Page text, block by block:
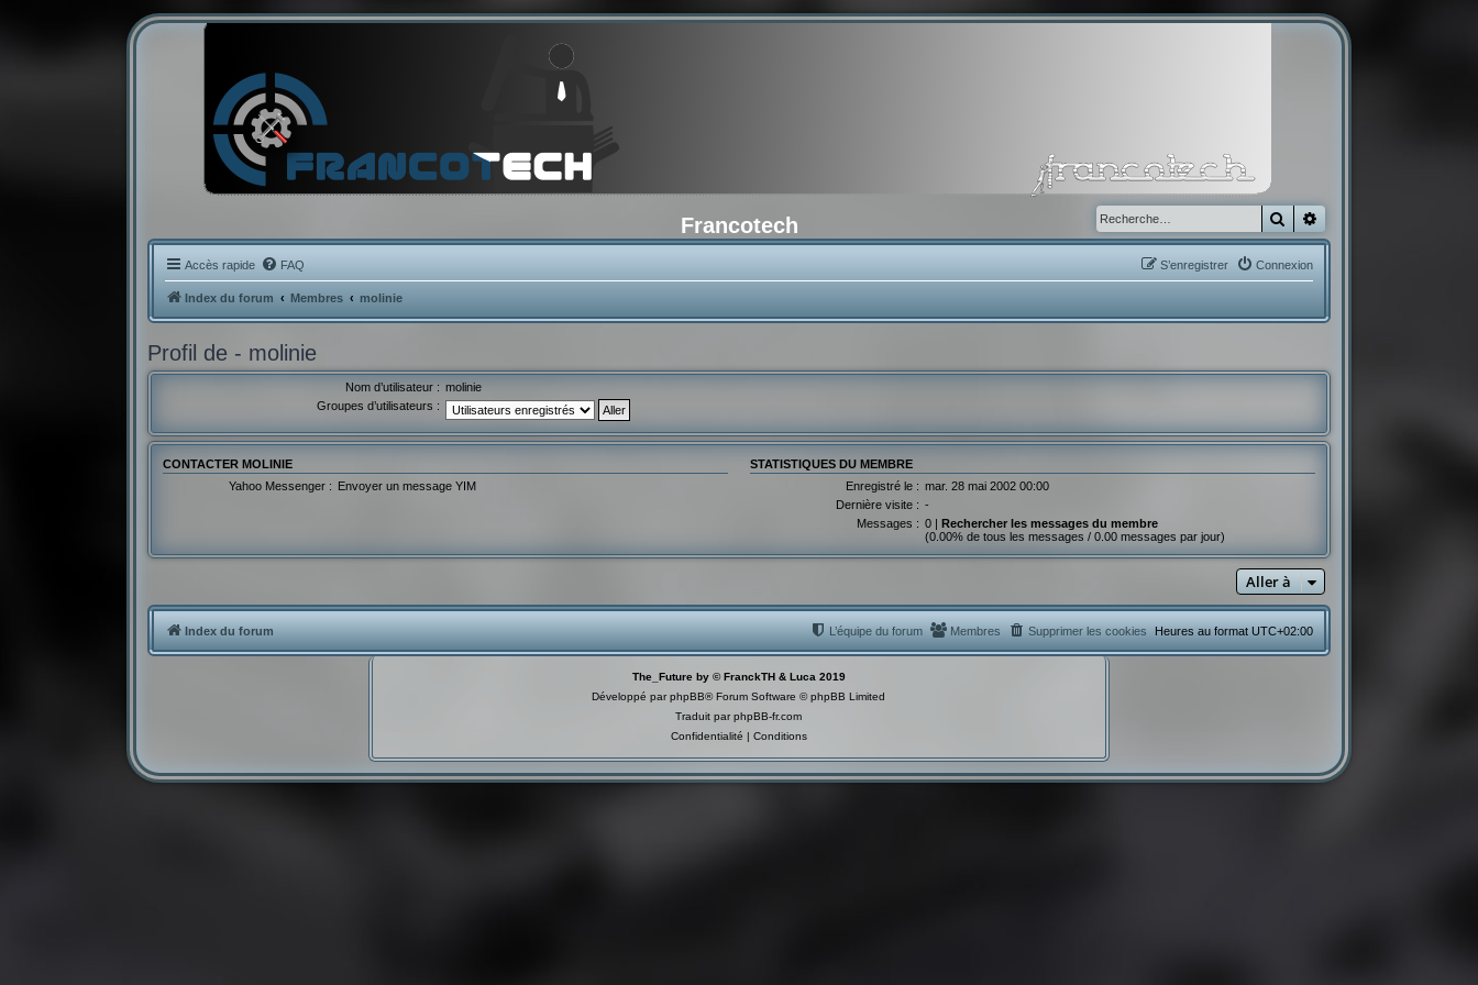
Francotech Rechercher
Accès rapide FAQ Connexion
S’enregistrer
Index du forum Membres molinie
Profil de - molinie
Nom d’utilisateur : molinie
Groupes d’utilisateurs :
CONTACTER MOLINIE
Yahoo Messenger : Envoyer un message YIM
STATISTIQUES DU MEMBRE
Enregistré le : mar. 28 mai 2002 00:00
Dernière visite : -
Messages : 0 |Rechercher les messages du membre
(0.00% de tous les messages / 0.00 messages par jour)
Aller à
Index du forum Heures au format UTC+02:00
Supprimer les cookies
Membres
L’équipe du forum
The_Future by © FranckTH & Luca 2019
Développé parphpBB® Forum Software © phpBB Limited
Traduit parphpBB-fr.com
Confidentialité | Conditions